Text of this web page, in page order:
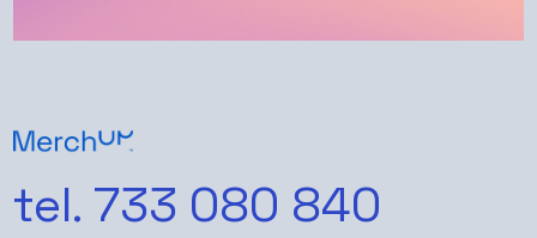
tel. 733 080 840